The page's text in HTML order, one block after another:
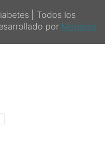
| Todos los
por Monalisa